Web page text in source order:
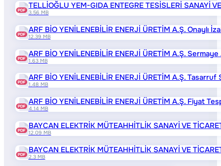
TELLİOĞLU YEM-GIDA ENTEGRE TESİSLERİ SANAYİ
3.56 MB
ARF BİO YENİLENEBİLİR ENERJİ ÜRETİM A.Ş. Onaylı
12.39 MB
ARF BİO YENİLENEBİLİR ENERJİ ÜRETİM A.Ş.
1.63 MB
ARF BİO YENİLENEBİLİR ENERJİ ÜRETİM A.Ş.
1.48 MB
ARF BİO YENİLENEBİLİR ENERJİ ÜRETİM A.Ş. Fiyat
4.14 MB
BAYCAN ELEKTRİK MÜTEAHHİTLİK SANAYİ VE
12.09 MB
BAYCAN ELEKTRİK MÜTEAHHİTLİK SANAYİ VE
2.3 MB